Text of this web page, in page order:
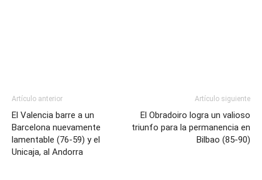
Artículo anterior
El Valencia barre a un
Barcelona nuevamente
lamentable (76-59) y el
Unicaja, al Andorra
Artículo siguiente
El Obradoiro logra un valioso
triunfo para la permanencia en
Bilbao (85-90)